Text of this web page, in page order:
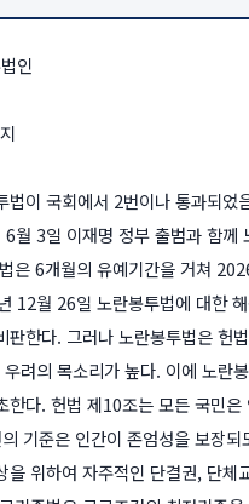
인
법이 국회에서 2번이나 통과되
월 3일 이재명 정부 출범과 함
은 6개월의 유예기간을 거쳐
12월 26일 노란봉투법에 대한
판한다. 그러나 노란봉투법은 헌
려의 목소리가 높다. 이에 노란
한다. 헌법 제10조는 모든 국민
기준은 인간이 존엄성을 보장
을 위하여 자주적인 단결권, 단